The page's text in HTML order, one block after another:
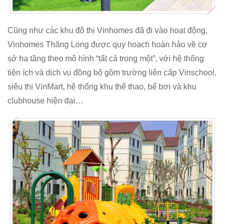
Cũng như các khu đô thị Vinhomes đã đi vào hoạt động,
Vinhomes Thăng Long được quy hoạch hoàn hảo về cơ
sở hạ tầng theo mô hình “tất cả trong một”, với hệ thống
tiện ích và dịch vụ đồng bộ gồm trường liên cấp Vinschool,
siêu thị VinMart, hệ thống khu thể thao, bể bơi và khu
clubhouse hiện đại…